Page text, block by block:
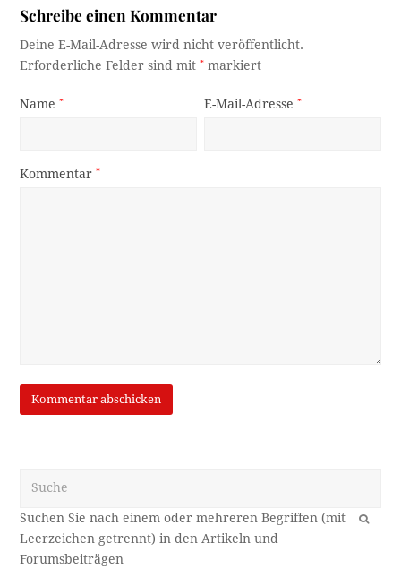
Schreibe einen Kommentar
Deine E-Mail-Adresse wird nicht veröffentlicht.
Erforderliche Felder sind mit* markiert
Name* E-Mail-Adresse*
Kommentar*
OK